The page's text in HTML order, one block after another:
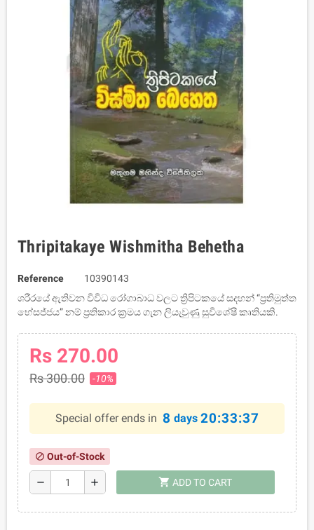
Thripitakaye Wishmitha Behetha
Reference
10390143
ශරීරයේ ඇතිවන විවිධ රෝගාබාධ වලට ත්‍රිපිටකයේ සදහන් “ප්‍රතිමුත්ත
භේසජ්ජය” නම් ප්‍රතිකාර ක්‍රමය ගැන ලියැවුණු සුවිශේෂී කෘතියකි.
Rs 270.00
Rs 300.00 -10%
Special offer ends in 8 days 20:33:37
block Out-of-Stock
remove add shopping_cart ADD TO CART